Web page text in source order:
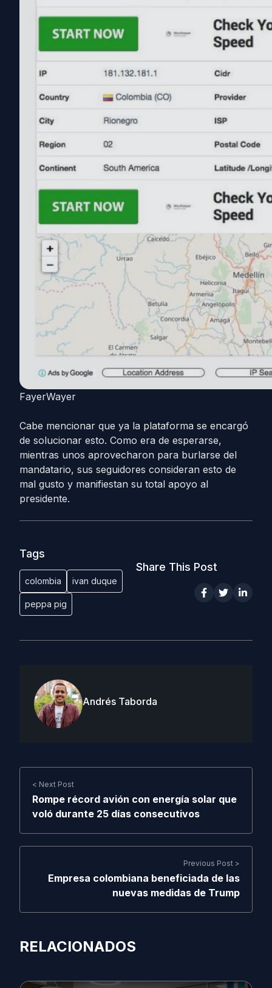
FayerWayer
Cabe mencionar que ya la plataforma se encargó
de solucionar esto. Como era de esperarse,
mientras unos aprovecharon para burlarse del
mandatario, sus seguidores consideran esto de
mal gusto y manifiestan su total apoyo al
presidente.
Tags
colombia ivan duque
peppa pig
Share This Post
Andrés Taborda
< Next Post
Rompe récord avión con energía solar que
voló durante 25 días consecutivos
Previous Post >
Empresa colombiana beneficiada de las
nuevas medidas de Trump
RELACIONADOS